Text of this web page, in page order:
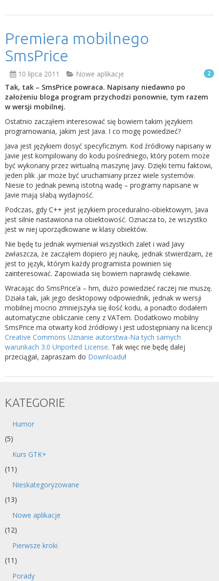
Premiera mobilnego
SmsPrice
10 lipca 2011 Nowe aplikacje 2
Tak, tak – SmsPrice powraca. Napisany niedawno po
założeniu bloga program przychodzi ponownie, tym razem
w wersji mobilnej.
Ostatnio zacząłem interesować się bowiem takim językiem
programowania, jakim jest Java. I co mogę powiedzieć?
Java jest językiem dosyć specyficznym. Kod źródłowy napisany w
Javie jest kompilowany do kodu pośredniego, który potem może
być wykonany przez wirtualną maszynę Javy. Dzięki temu faktowi,
jeden plik .jar może być uruchamiany przez wiele systemów.
Niesie to jednak pewną istotną wadę – programy napisane w
Javie mają słabą wydajność.
Podczas, gdy C++ jest językiem proceduralno-obiektowym, Java
jest silnie nastawiona na obiektowość. Oznacza to, że wszystko
jest w niej uporządkowane w klasy obiektów.
Nie będę tu jednak wymieniał wszystkich zalet i wad Javy
zwłaszcza, że zacząłem dopiero jej naukę, jednak stwierdzam, że
jest to język, którym każdy programista powinien się
zainteresować. Zapowiada się bowiem naprawdę ciekawie.
Wracając do SmsPrice’a – hm, dużo powiedzieć raczej nie muszę.
Działa tak, jak jego desktopowy odpowiednik, jednak w wersji
mobilnej mocno zmniejszyła się ilość kodu, a ponadto dodałem
automatyczne obliczanie ceny z VATem. Dodatkowo mobilny
SmsPrice ma otwarty kod źródłowy i jest udostępniany na licencji
Creative Commons Uznanie autorstwa-Na tych samych
warunkach 3.0 Unported License. Tak więc nie będę dalej
przeciągał, zapraszam do Downloadu!
KATEGORIE
Humor
(5)
Kurs GTK+
(11)
Nieskategoryzowane
(13)
Nowe aplikacje
(12)
Pierwsze kroki
(11)
Porady